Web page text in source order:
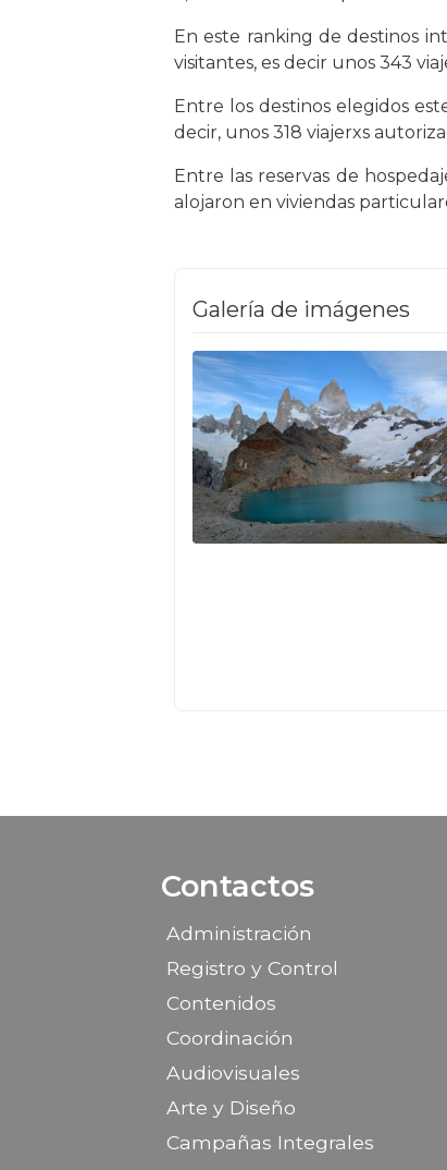
En este ranking de destinos
visitantes, es decir unos 343
Entre los destinos elegidos
decir, unos 318 viajerxs
Entre las reservas de
alojaron en viviendas
Galería de imágenes
Contactos
Administración
Registro y Control
Contenidos
Coordinación
Audiovisuales
Arte y Diseño
Campañas Integrales